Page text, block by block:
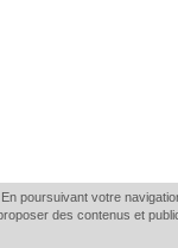
En poursuivant votre
des contenus et